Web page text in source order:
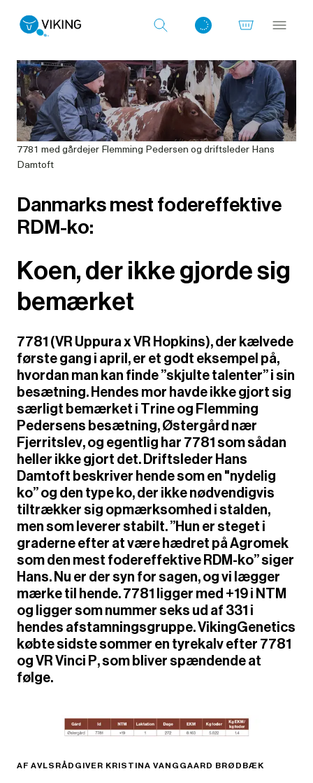
Log ind med det samme
7781 med gårdejer Flemming Pedersen og driftsleder Hans
Damtoft
Danmarks mest fodereffektive
RDM-ko:
Koen, der ikke gjorde sig
bemærket
7781 (VR Uppura x VR Hopkins), der kælvede
første gang i april, er et godt eksempel på,
hvordan man kan finde ”skjulte talenter” i sin
besætning. Hendes mor havde ikke gjort sig
særligt bemærket i Trine og Flemming
Pedersens besætning, Østergård nær
Fjerritslev, og egentlig har 7781 som sådan
heller ikke gjort det. Driftsleder Hans
Damtoft beskriver hende som en "nydelig
ko” og den type ko, der ikke nødvendigvis
tiltrækker sig opmærksomhed i stalden,
men som leverer stabilt. ”Hun er steget i
graderne efter at være hædret på Agromek
som den mest fodereffektive RDM-ko” siger
Hans. Nu er der syn for sagen, og vi lægger
mærke til hende. 7781 ligger med +19 i NTM
og ligger som nummer seks ud af 331 i
hendes afstamningsgruppe. VikingGenetics
købte sidste sommer en tyrekalv efter 7781
og VR Vinci P, som bliver spændende at
følge.
AF AVLSRÅDGIVER KRISTINA VANGGAARD BRØDBÆK